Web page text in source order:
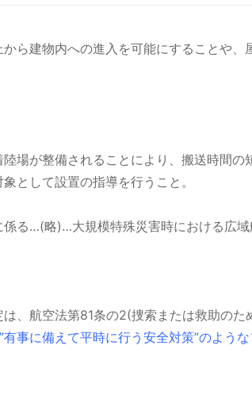
ら建物内への進入を可能にすることや
場が整備されることにより、搬送時間
として設置の指導を行うこと。
る…(略)…大規模特殊災害時における広
、航空法第81条の2(捜索または救助の
事に備えて平時に行う安全対策”のよう